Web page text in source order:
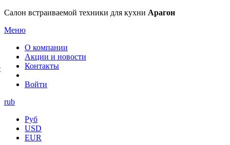
Салон встраиваемой техники для кухни Арагон
Меню
О компании
Акции и новости
Контакты
Войти
rub
Руб
USD
EUR